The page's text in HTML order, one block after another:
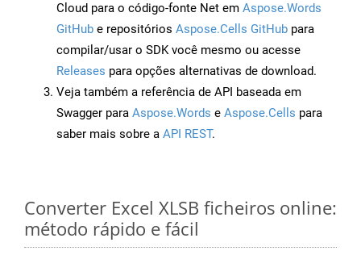
Cloud para o código-fonte Net em Aspose.Words
GitHub e repositórios Aspose.Cells GitHub para
compilar/usar o SDK você mesmo ou acesse
Releases para opções alternativas de download.
Veja também a referência de API baseada em
Swagger para Aspose.Words e Aspose.Cells para
saber mais sobre a API REST.
Converter Excel XLSB ficheiros online:
método rápido e fácil